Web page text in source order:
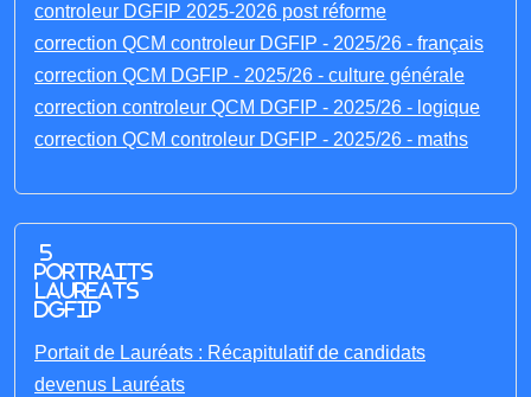
controleur DGFIP 2025-2026 post réforme
correction QCM controleur DGFIP - 2025/26 - français
correction QCM DGFIP - 2025/26 - culture générale
correction controleur QCM DGFIP - 2025/26 - logique
correction QCM controleur DGFIP - 2025/26 - maths
5
portraits
laureats
DGFIP
Portait de Lauréats : Récapitulatif de candidats
devenus Lauréats